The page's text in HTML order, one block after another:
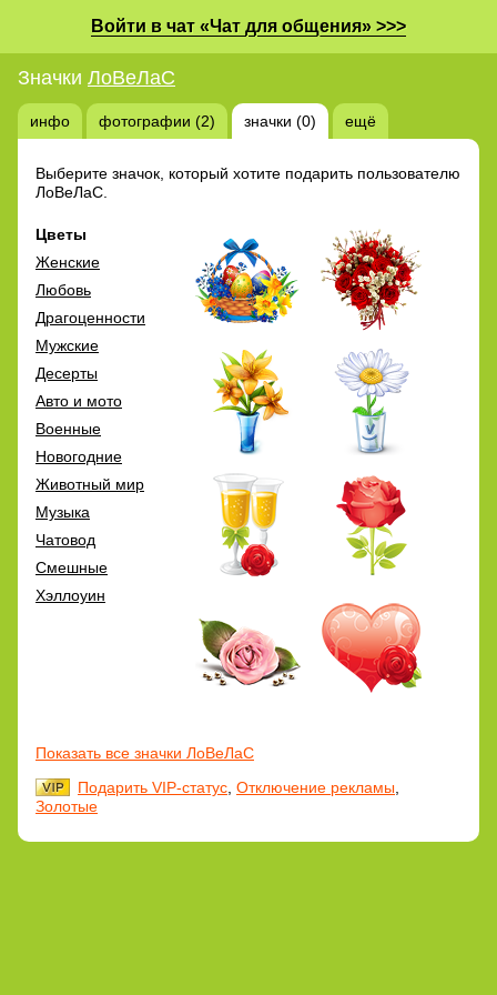
Войти в чат «Чат для общения» >>>
Значки ЛоВеЛаС
инфо фотографии (2) значки (0) ещё
Выберите значок, который хотите подарить пользователю
ЛоВеЛаС.
Цветы
Женские
Любовь
Драгоценности
Мужские
Десерты
Авто и мото
Военные
Новогодние
Животный мир
Музыка
Чатовод
Смешные
Хэллоуин
Показать все значки ЛоВеЛаС
Подарить VIP-статус Отключение рекламы
Золотые